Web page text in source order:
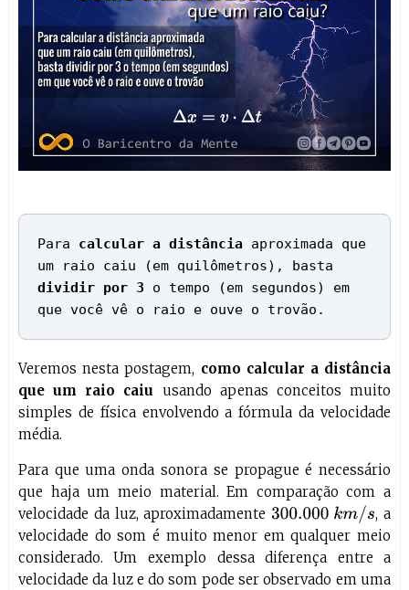
Para calcular a distânciaaproximada que
um raio caiu (em quilômetros), basta
dividir por 3 o tempo (em segundos) em
que você vê o raio e ouve o trovão.
Veremos nesta postagem, como calcular a distância
que um raio caiu usando apenas conceitos muito
simples de física envolvendo a fórmula da velocidade
média.
Para que uma onda sonora se propague é necessário
que haja um meio material. Em comparação com a
velocidade da luz, aproximadamente 300.000 km/s
, a
velocidade do som é muito menor em qualquer meio
considerado. Um exemplo dessa diferença entre a
velocidade da luz e do som pode ser observado em uma